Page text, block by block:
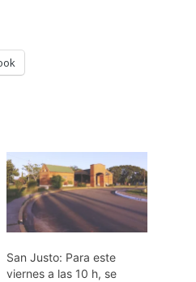
San Justo: Para este
viernes a las 10 h, se